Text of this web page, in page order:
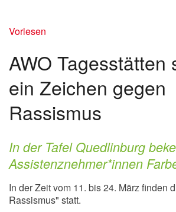
Vorlesen
AWO Tagesstätten
ein Zeichen gegen
Rassismus
In der Tafel Quedlinburg
Assistenznehmer*innen
In der Zeit vom 11. bis 24. März finden
Rassismus" statt.